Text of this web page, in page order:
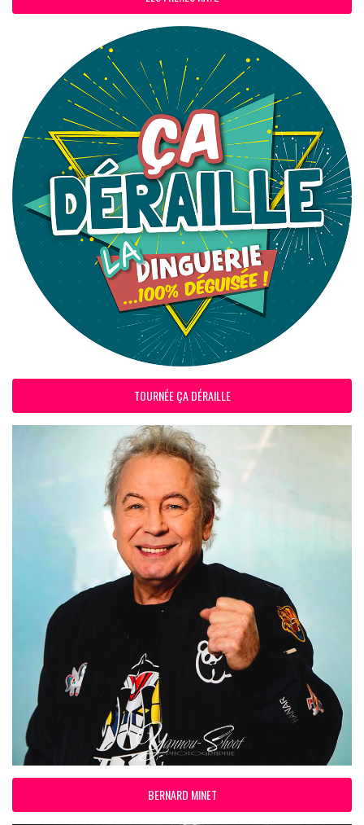
TOURNÉE ÇA DÉRAILLE
BERNARD MINET